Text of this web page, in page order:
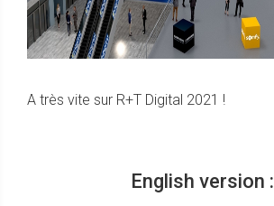
A très vite sur R+T Digital 2021 !
English version :